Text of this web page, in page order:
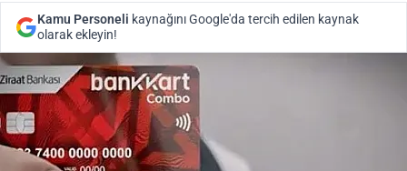
Kamu Personeli kaynağını Google'da tercih edilen kaynak
olarak ekleyin!